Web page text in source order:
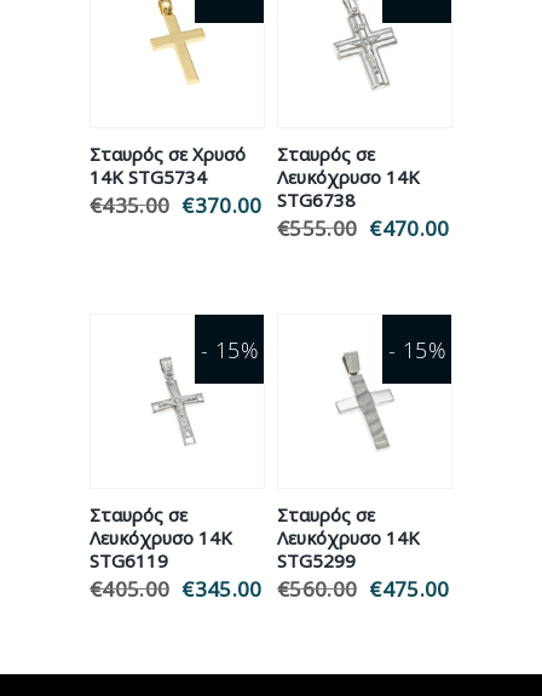
Σταυρός σε Χρυσό
14Κ STG5734
€435.00 Original
€370.00 Η
τρέχουσα
Σταυρός σε
Λευκόχρυσο 14Κ
STG6738
€555.00 Original
€470.00
€470.00.
- 15%
Σταυρός σε
Λευκόχρυσο 14Κ
STG6119
€405.00 Original
€345.00 Η
€345.00.
- 15%
Σταυρός σε
Λευκόχρυσο 14Κ
STG5299
€560.00 Original
€475.00
€475.00.